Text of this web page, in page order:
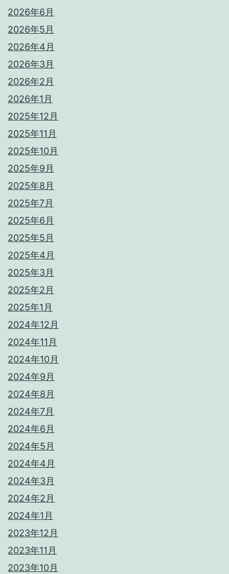
2026年6月
2026年5月
2026年4月
2026年3月
2026年2月
2026年1月
2025年12月
2025年11月
2025年10月
2025年9月
2025年8月
2025年7月
2025年6月
2025年5月
2025年4月
2025年3月
2025年2月
2025年1月
2024年12月
2024年11月
2024年10月
2024年9月
2024年8月
2024年7月
2024年6月
2024年5月
2024年4月
2024年3月
2024年2月
2024年1月
2023年12月
2023年11月
2023年10月